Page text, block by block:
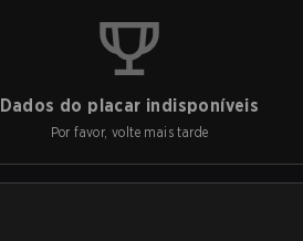
Dados do placar indisponíveis
Por favor, volte mais tarde